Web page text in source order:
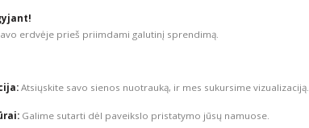
erdvėje prieš priimdami galutinį sprendimą.
Atsiųskite savo sienos nuotrauką, ir mes sukursime vizualizaciją.
Galime sutarti dėl paveikslo pristatymo jūsų namuose.